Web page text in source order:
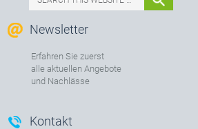
Newsletter
Erfahren Sie zuerst
alle aktuellen Angebote
und Nachlässe
Kontakt